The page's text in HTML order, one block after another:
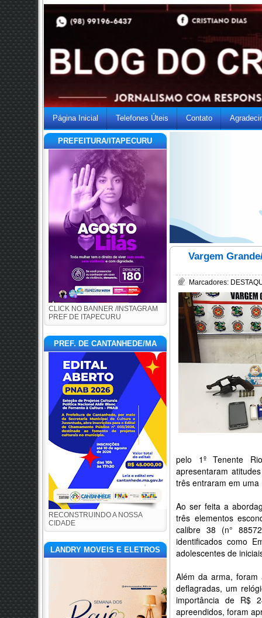
Página Inicial Telefones Úteis Contato
PREFEITURA/ITAPECURU
CLICK NO BANNER /INSTAGRAM
PREF DE ITAPECURU
PREF. DE CANTANHEDE/MA
RECONSTRUINDO A NOSSA
CIDADE
LANDRY MOVEIS E ELETROS
Vargem
Marcadores:
pelo 1º Tenente
apresentaram
três entraram em
Ao ser feita a
três elementos
calibre 38 (n°
identificados como
adolescentes de
Além da arma, foram
deflagradas, um
importância de R$
apreendidos, foram